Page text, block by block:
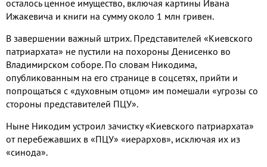
осталось ценное имущество, включая картины Ивана
Ижакевича и книги на сумму около 1 млн гривен.
В завершении важный штрих. Представителей «Киевского
патриархата» не пустили на похороны Денисенко во
Владимирском соборе. По словам Никодима,
опубликованным на его странице в соцсетях, прийти и
попрощаться с «духовным отцом» им помешали «угрозы со
стороны представителей ПЦУ».
Ныне Никодим устроил зачистку «Киевского патриархата»
от перебежавших в «ПЦУ» «иерархов», исключая их из
«синода».